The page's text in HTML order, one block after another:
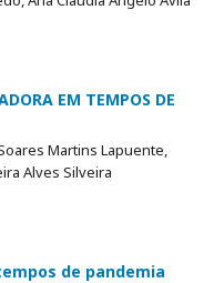
EM TEMPOS DE
Martins Lapuente,
Alves Silveira
de pandemia